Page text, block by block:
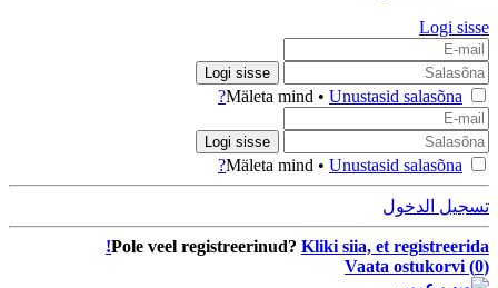
Logi sisse
Unustasid salasõna?
Unustasid salasõna?
تسجيل الدخول
Pole veel registreerinud? Kliki siia, et registreerida!
Vaata ostukorvi (0)